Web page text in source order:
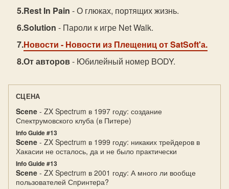
Rest In Pain - О глюках, портящих жизнь.
Solution - Пароли к игре Net Walk.
Новости - Новости из Плещениц от SatSoft'а.
От авторов- Юбилейный номер BODY.
СЦЕНА
Scene - ZX Spectrum в 1997 году: создание
Спектрумовского клуба (в Питере)
Info Guide #13
Scene - ZX Spectrum в 1999 году: никаких трейдеров в
Хакасии не осталось, да и не было практически
Info Guide #13
Scene - ZX Spectrum в 2001 году: А много ли вообще
пользователей Спpинтеpа?